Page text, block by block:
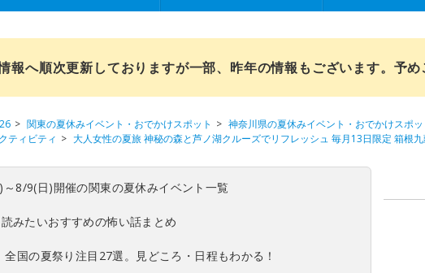
報へ順次更新しておりますが一部、昨年の情報もございます。予め
関東の夏休みイベント・おでかけスポット
神奈川県の夏休みイベント・おでかけスポッ
ティビティ
大人女性の夏旅 神秘の森と芦ノ湖クルーズでリフレッシュ 毎月13日限定 箱根
8/9(日)開催の関東の夏休みイベント一覧
読みたいおすすめの怖い話まとめ
全国の夏祭り注目27選。見どころ・日程もわかる！